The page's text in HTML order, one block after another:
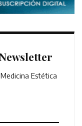
Estética